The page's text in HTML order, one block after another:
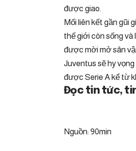
được giao.
Mối liên kết gần gũi
thế giới còn sống và
được mời mở sân
Juventus sẽ hy
được Serie A kể từ
Đọc tin tức,
Nguồn: 90min